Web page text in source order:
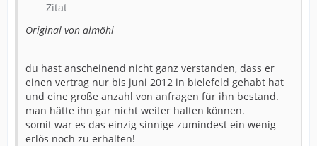
Zitat
Original von almöhi
du hast anscheinend nicht ganz verstanden, dass er
einen vertrag nur bis juni 2012 in bielefeld gehabt hat
und eine große anzahl von anfragen für ihn bestand.
man hätte ihn gar nicht weiter halten können.
somit war es das einzig sinnige zumindest ein wenig
erlös noch zu erhalten!